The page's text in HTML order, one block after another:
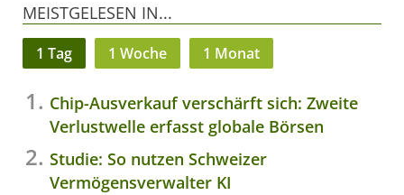
MEISTGELESEN IN...
1 Tag 1 Woche 1 Monat
Chip-Ausverkauf verschärft sich: Zweite
Verlustwelle erfasst globale Börsen
Studie: So nutzen Schweizer
Vermögensverwalter KI